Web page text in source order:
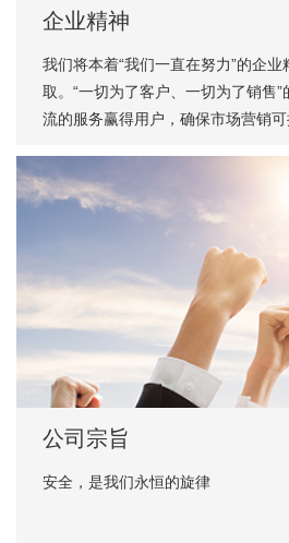
企业精神
我们将本着“我们一直在努力”的企
取。“一切为了客户、一切为了销售
流的服务赢得用户，确保市场营销可
公司宗旨
安全，是我们永恒的旋律